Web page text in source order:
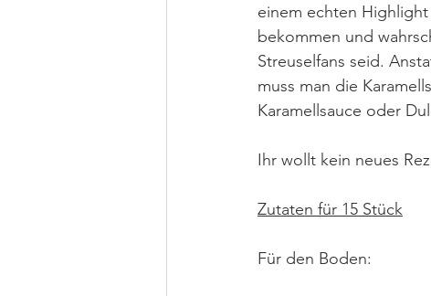
einem echten
bekommen und
Streuselfans seid.
muss man die
Karamellsauce oder
Ihr wollt kein neues
Zutaten für 15 Stück
Für den Boden: